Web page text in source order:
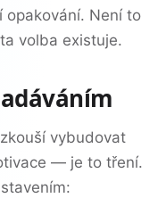
opakování. Není to
volba existuje.
vybudovat
— je to tření.